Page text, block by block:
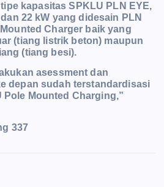
kapasitas SPKLU PLN EYE,
22 kW yang didesain PLN
Charger baik yang
(tiang listrik beton) maupun
(tiang besi).
asessment dan
depan sudah terstandardisasi
Mounted Charging,”
337